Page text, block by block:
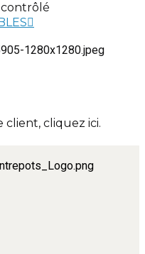
client, cliquez ici.